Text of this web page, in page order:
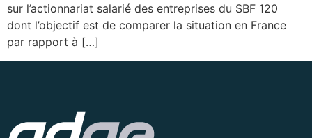
sur l’actionnariat salarié des entreprises du SBF 120
dont l’objectif est de comparer la situation en France
par rapport à […]